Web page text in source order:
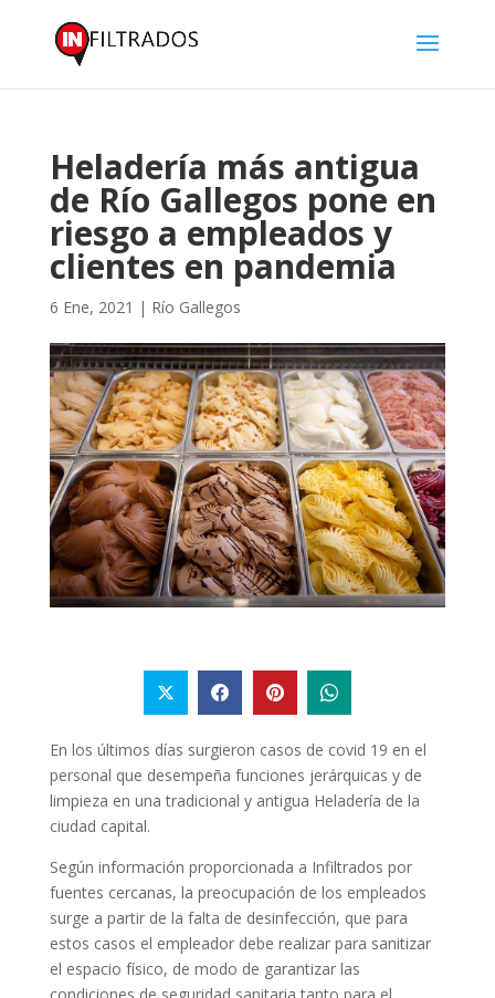
Heladería más antigua
de Río Gallegos pone en
riesgo a empleados y
clientes en pandemia
6 Ene, 2021 | Río Gallegos
En los últimos días surgieron casos de covid 19 en el
personal que desempeña funciones jerárquicas y de
limpieza en una tradicional y antigua Heladería de la
ciudad capital.
Según información proporcionada a Infiltrados por
fuentes cercanas, la preocupación de los empleados
surge a partir de la falta de desinfección, que para
estos casos el empleador debe realizar para sanitizar
el espacio físico, de modo de garantizar las